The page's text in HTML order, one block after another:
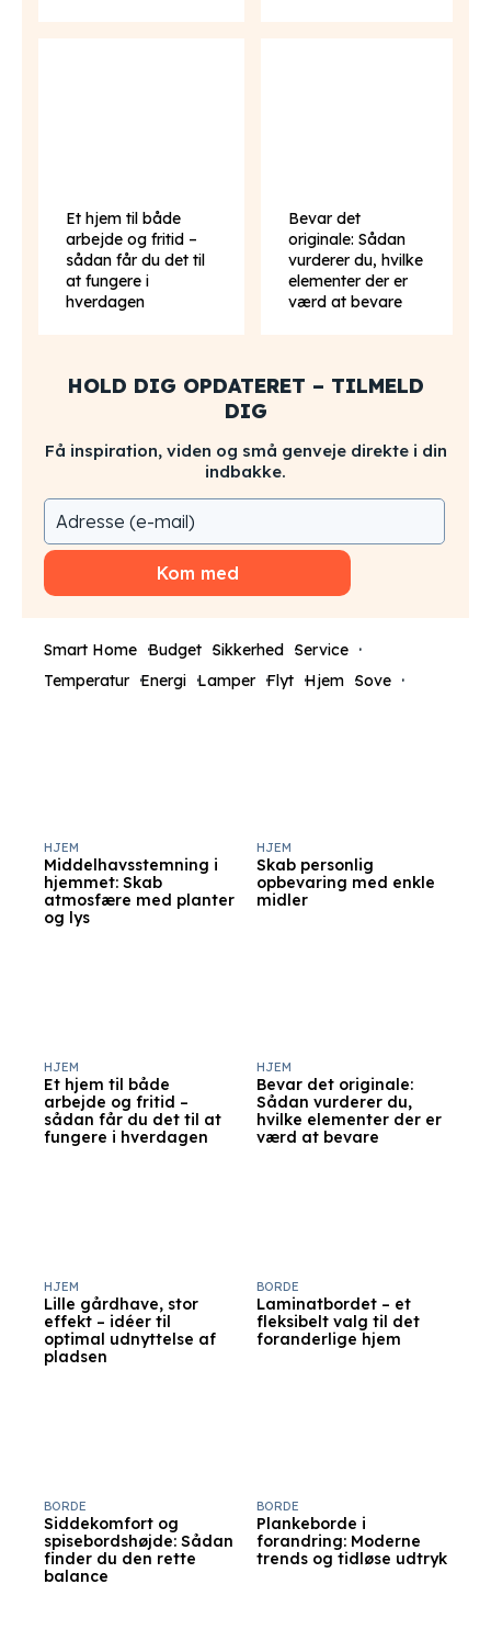
Et hjem til både
arbejde og fritid –
sådan får du det til
at fungere i
hverdagen
Bevar det
originale: Sådan
vurderer du, hvilke
elementer der er
værd at bevare
HOLD DIG OPDATERET – TILMELD
DIG
Få inspiration, viden og små genveje direkte i din
indbakke.
Kom med
Smart Home Budget Sikkerhed Service
Temperatur Energi Lamper Flyt Hjem Sove
Middelhavsstemning i
hjemmet: Skab
atmosfære med planter
og lys
HJEM
Skab personlig
opbevaring med enkle
midler
HJEM
Et hjem til både
arbejde og fritid –
sådan får du det til at
fungere i hverdagen
HJEM
Bevar det originale:
Sådan vurderer du,
hvilke elementer der er
værd at bevare
HJEM
Lille gårdhave, stor
effekt – idéer til
optimal udnyttelse af
pladsen
HJEM
Laminatbordet – et
fleksibelt valg til det
foranderlige hjem
BORDE
Siddekomfort og
spisebordshøjde: Sådan
finder du den rette
balance
BORDE
Plankeborde i
forandring: Moderne
trends og tidløse udtryk
BORDE